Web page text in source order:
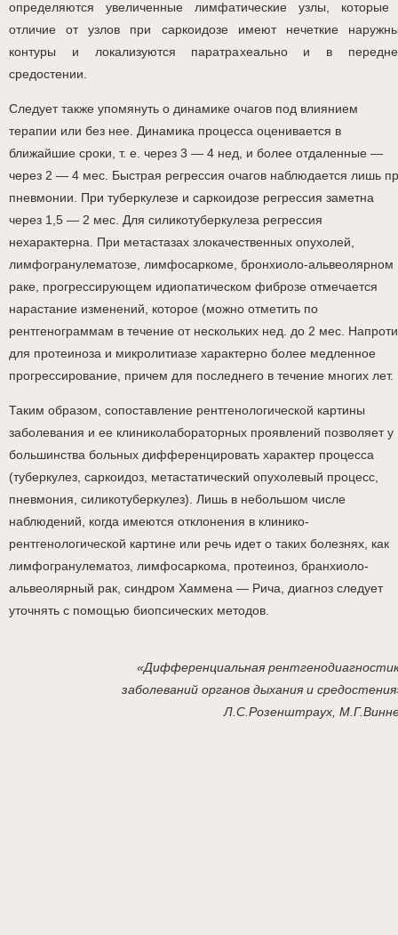
определяются увеличенные лимфатические узлы, которые
отличие от узлов при саркоидозе имеют нечеткие
контуры и локализуются паратрахеально и в
средостении.
Следует также упомянуть о динамике очагов под влиянием
терапии или без нее. Динамика процесса оценивается в
ближайшие сроки, т. е. через 3 — 4 нед, и более отдаленные —
через 2 — 4 мес. Быстрая регрессия очагов наблюдается лишь
пневмонии. При туберкулезе и саркоидозе регрессия заметна
через 1,5 — 2 мес. Для силикотуберкулеза регрессия
нехарактерна. При метастазах злокачественных опухолей,
лимфогранулематозе, лимфосаркоме, бронхиоло-альвеолярном
раке, прогрессирующем идиопатическом фиброзе отмечается
нарастание изменений, которое (можно отметить по
рентгенограммам в течение от нескольких нед. до 2 мес.
для протеиноза и микролитиазе характерно более медленное
прогрессирование, причем для последнего в течение многих лет.
Таким образом, сопоставление рентгенологической картины
заболевания и ее клиниколабораторных проявлений позволяет у
большинства больных дифференцировать характер процесса
(туберкулез, саркоидоз, метастатический опухолевый процесс,
пневмония, силикотуберкулез). Лишь в небольшом числе
наблюдений, когда имеются отклонения в клинико-
рентгенологической картине или речь идет о таких болезнях, как
лимфогранулематоз, лимфосаркома, протеиноз, бранхиоло-
альвеолярный рак, синдром Хаммена — Рича, диагноз следует
уточнять с помощью биопсических методов.
«Дифференциальная
заболеваний органов дыхания и
Л.С.Розенштраух,